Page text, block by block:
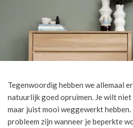
Tegenwoordig hebben we allemaal
natuurlijk goed opruimen. Je wilt
maar juist mooi weggewerkt hebben.
probleem zijn wanneer je beperkte